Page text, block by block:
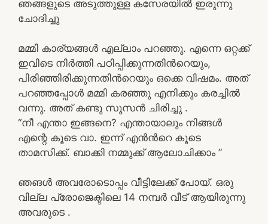
ഞങ്ങളുടെ അടുത്തുള്ള കസേരയിൽ ഇരുന്നു
ചോദിച്ചു
മമ്മി കാര്യങ്ങൾ എല്ലാം പറഞ്ഞു. എന്നെ ഒറ്റക്ക്
ഇവിടെ നിർത്തി പഠിപ്പിക്കുന്നതിൻറെയും,
പിരിഞ്ഞിരിക്കുന്നതിൻറെയും ഒക്കെ വിഷമം. അത്
പറഞ്ഞപ്പോൾ മമ്മി കരഞ്ഞു എനിക്കും കരച്ചിൽ
വന്നു. അത് കണ്ടു സൂസൻ ചിരിച്ചു .
“നീ എന്താ ഇങ്ങനെ? എന്തായാലും നിങ്ങൾ
എന്റെ കൂടെ വാ. ഇന്ന് എൻൻറെ കൂടെ
താമസിക്ക്. ബാക്കി നമ്മുക്ക് ആലോചിക്കാം ”
ഞങൾ അവരോടൊപ്പം വീട്ടിലേക്ക് പോയ്. ഒരു
വില്ല പ്രോജെക്ടിലെ 14 നമ്പർ വീട് ആയിരുന്നു
അവരുടെ .